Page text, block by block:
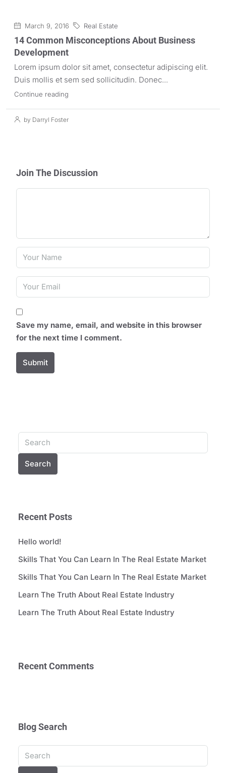
March 9, 2016 Real Estate
14 Common Misconceptions About Business
Development
Lorem ipsum dolor sit amet, consectetur adipiscing elit.
Duis mollis et sem sed sollicitudin. Donec...
Continue reading
by Darryl Foster
Join The Discussion
Save my name, email, and website in this browser
for the next time I comment.
Submit
Search
Recent Posts
Hello world!
Skills That You Can Learn In The Real Estate Market
Skills That You Can Learn In The Real Estate Market
Learn The Truth About Real Estate Industry
Learn The Truth About Real Estate Industry
Recent Comments
Blog Search